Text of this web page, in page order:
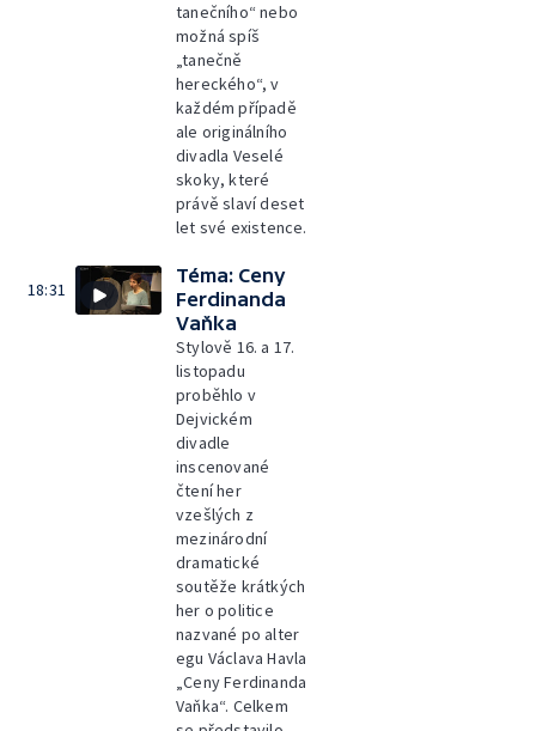
tanečního“ nebo
možná spíš
„tanečně
hereckého“, v
každém případě
ale originálního
divadla Veselé
skoky, které
právě slaví deset
let své existence.
18:31
Téma: Ceny
Ferdinanda
Vaňka
Stylově 16. a 17.
listopadu
proběhlo v
Dejvickém
divadle
inscenované
čtení her
vzešlých z
mezinárodní
dramatické
soutěže krátkých
her o politice
nazvané po alter
egu Václava Havla
„Ceny Ferdinanda
Vaňka“. Celkem